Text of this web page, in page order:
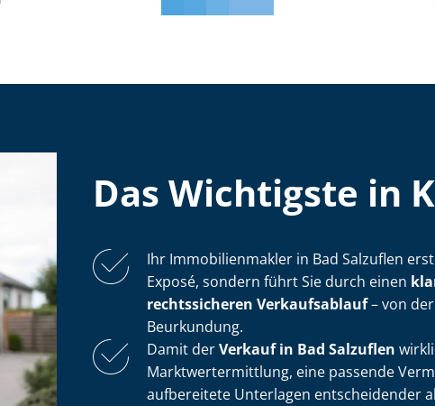
Das Wichtigste in
Ihr Im­mo­bi­li­en­mak­ler in Bad Salzuflen
Exposé, sondern führt Sie durch einen
rechtssicheren Verkaufsablauf– von
Beurkundung.
Damit derVerkauf in Bad Salzuflen
Markt­wert­ermitt­lung, eine passende
aufbereitete Unterlagen entscheidender